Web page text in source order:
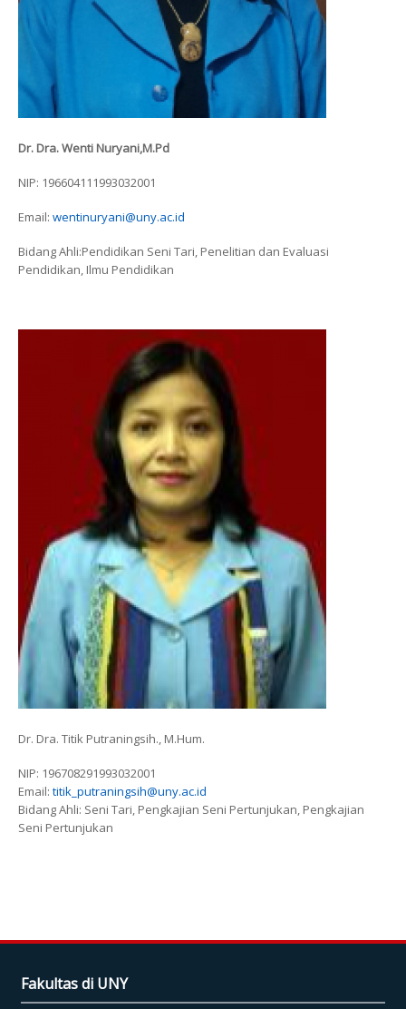
Dr. Dra. Wenti Nuryani,M.Pd
NIP: 196604111993032001
Email: wentinuryani@uny.ac.id
Bidang Ahli:Pendidikan Seni Tari, Penelitian dan Evaluasi
Pendidikan, Ilmu Pendidikan
Dr. Dra. Titik Putraningsih., M.Hum.
NIP: 196708291993032001
Email: titik_putraningsih@uny.ac.id
Bidang Ahli: Seni Tari, Pengkajian Seni Pertunjukan, Pengkajian
Seni Pertunjukan
Fakultas di UNY